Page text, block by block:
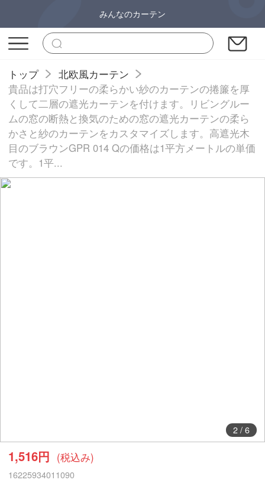
みんなのカーテン
トップ
北欧風カーテン
貴品は打穴フリーの柔らかい紗のカーテンの捲簾を厚
くして二層の遮光カーテンを付けます。リビングルー
ムの窓の断熱と換気のための窓の遮光カーテンの柔ら
かさと紗のカーテンをカスタマイズします。高遮光木
目のブラウンGPR 014 Qの価格は1平方メートルの単価
です。1平...
2/ 6
1,516円 (税込み)
16225934011090